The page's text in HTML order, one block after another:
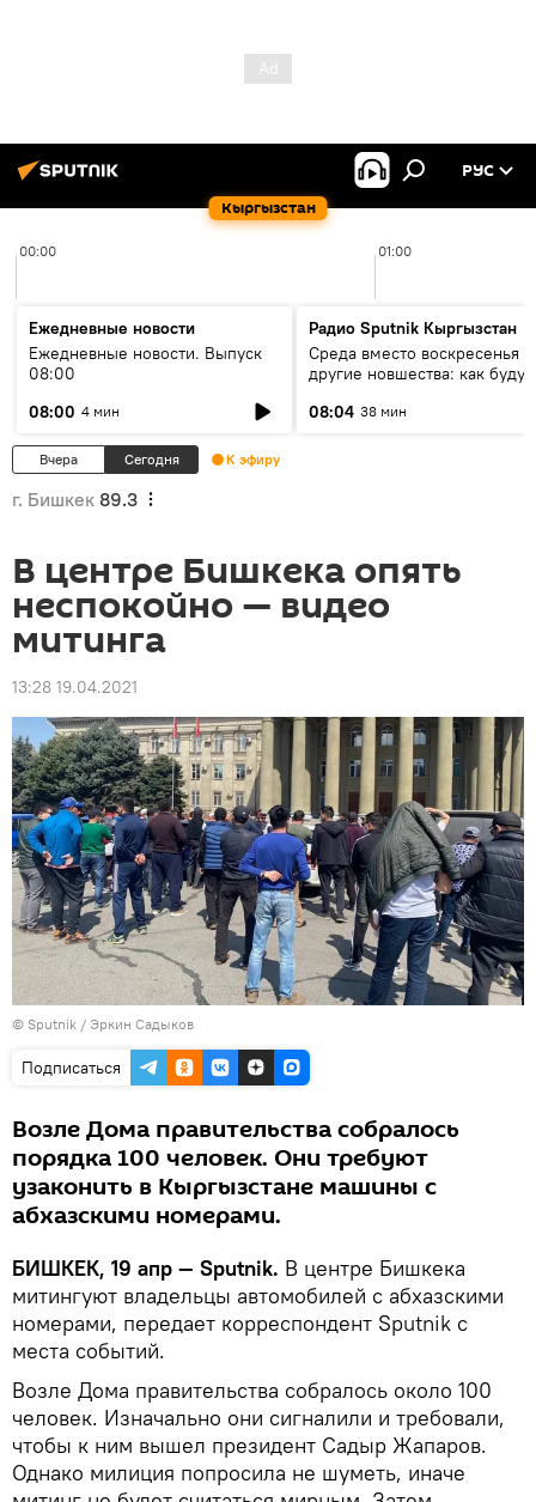
Кыргызстан
РУС
00:00 01:00
Ежедневные новости
Ежедневные новости. Выпуск
08:00
08:00 4 мин
Радио Sputnik Кыргызстан
Среда вместо воскресенья и
другие новшества: как будут
08:04 38 мин
Вчера Сегодня К эфиру
г. Бишкек 89.3
В центре Бишкека опять
неспокойно — видео
митинга
13:28 19.04.2021
© Sputnik / Эркин Садыков
Подписаться
Возле Дома правительства собралось
порядка 100 человек. Они требуют
узаконить в Кыргызстане машины с
абхазскими номерами.
БИШКЕК, 19 апр — Sputnik. В центре Бишкека
митингуют владельцы автомобилей с абхазскими
номерами, передает корреспондент Sputnik с
места событий.
Возле Дома правительства собралось около 100
человек. Изначально они сигналили и требовали,
чтобы к ним вышел президент Садыр Жапаров.
Однако милиция попросила не шуметь, иначе